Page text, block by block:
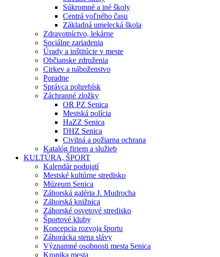
Súkromné a iné školy
Centrá voľného času
Základná umelecká škola
Zdravotníctvo, lekárne
Sociálne zariadenia
Úrady a inštitúcie v meste
Občianske združenia
Cirkev a náboženstvo
Poradne
Správca pohrebísk
Záchranné zložky
OR PZ Senica
Mestská polícia
HaZZ Senica
DHZ Senica
Civilná a požiarna ochrana
Katalóg firiem a služieb
KULTÚRA, ŠPORT
Kalendár podujatí
Mestské kultúrne stredisko
Múzeum Senica
Záhorská galéria J. Mudrocha
Záhorská knižnica
Záhorské osvetové stredisko
Športové kluby
Koncepcia rozvoja športu
Záhorácka stena slávy
Významné osobnosti mesta Senica
Kronika mesta